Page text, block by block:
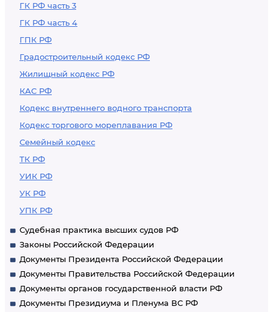
ГК РФ часть 3
ГК РФ часть 4
ГПК РФ
Градостроительный кодекс РФ
Жилищный кодекс РФ
КАС РФ
Кодекс внутреннего водного транспорта
Кодекс торгового мореплавания РФ
Семейный кодекс
ТК РФ
УИК РФ
УК РФ
УПК РФ
Судебная практика высших судов РФ
Законы Российской Федерации
Документы Президента Российской Федерации
Документы Правительства Российской Федерации
Документы органов государственной власти РФ
Документы Президиума и Пленума ВС РФ